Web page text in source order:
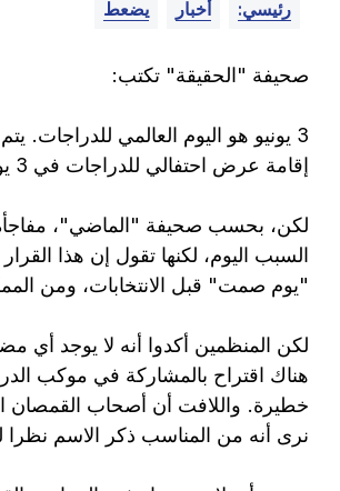
رئيسي: أخبار يضعط
صحيفة "الحقيقة" تكتب:
3 يونيو هو اليوم العالمي
إقامة عرض احتفالي للدراجات في 3 يونيو.
السبب اليوم، لكنها تقول إن هذا
"يوم صمت" قبل الانتخابات، ومن
لكن المنظمين أكدوا أنه لا يوجد أي
هناك اقتراح بالمشاركة في موكب
خطيرة. واللافت أن أصحاب القمصان
نرى أنه من المناسب ذكر الاسم